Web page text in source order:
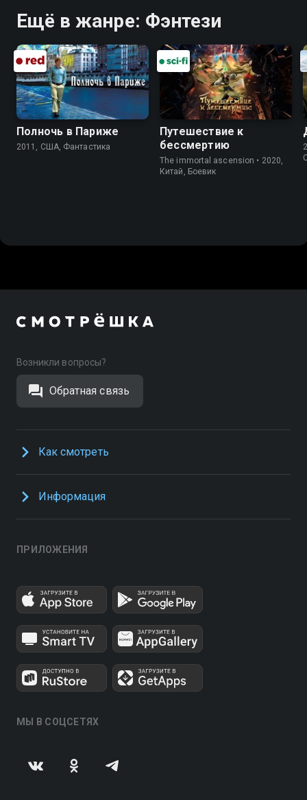
Ещё в жанре: Фэнтези
Полночь в Париже
2011, США, Фантастика
Путешествие к
бессмертию
The immortal ascension • 2020,
Китай, Боевик
Возникли вопросы?
Обратная связь
Как смотреть
Информация
ПРИЛОЖЕНИЯ
МЫ В СОЦСЕТЯХ